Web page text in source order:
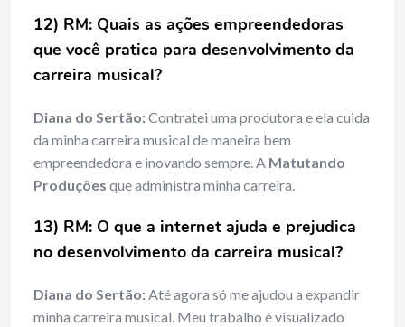
12) RM: Quais as ações empreendedoras
que você pratica para desenvolvimento da
carreira musical?
Diana do Sertão:Contratei uma produtora e ela cuida
da minha carreira musical de maneira bem
empreendedora e inovando sempre. A Matutando
Produções que administra minha carreira.
13) RM: O que a internet ajuda e prejudica
no desenvolvimento da carreira musical?
Diana do Sertão:Até agora só me ajudou a expandir
minha carreira musical. Meu trabalho é visualizado